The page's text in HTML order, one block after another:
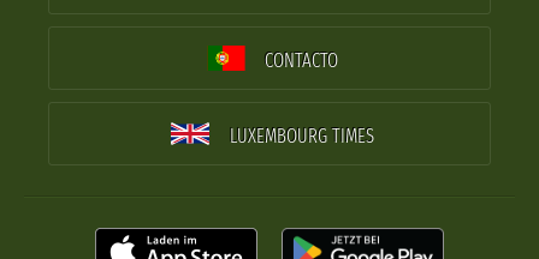
CONTACTO
LUXEMBOURG TIMES